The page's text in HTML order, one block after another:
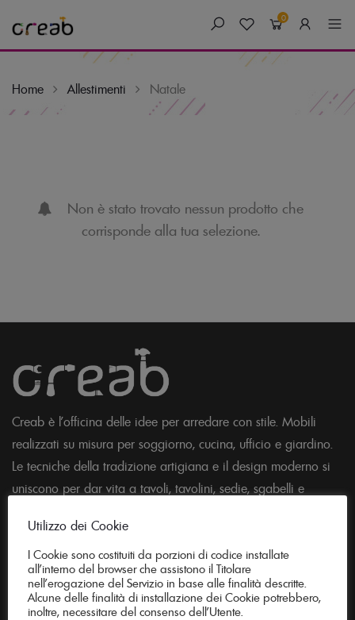
0
Home Allestimenti Natale
content
Non è stato trovato nessun prodotto che
corrisponde alla tua selezione.
Creab è l'officina delle idee per arredare con stile. Mobili
realizzati su misura per soggiorno, cucina, ufficio e giardino.
Le tecniche della tradizione artigiana e il design moderno si
uniscono per dar vita a tavoli, tavolini, sedie, sgabelli e
Creab è presente come ditta fornitrice sulla piattaforma
M.E.P.A. Mercato Elettronico della Pubblica Amministratizione.
Utilizzo dei Cookie
I Cookie sono costituiti da porzioni di codice installate
all’interno del browser che assistono il Titolare
nell’erogazione del Servizio in base alle finalità descritte.
Alcune delle finalità di installazione dei Cookie potrebbero,
inoltre, necessitare del consenso dell’Utente.